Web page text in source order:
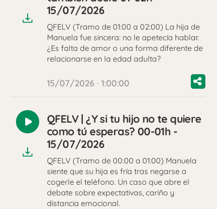
audio
15/07/2026
QFELV (Tramo de 01:00 a 02:00) La hija de
Manuela fue sincera: no le apetecía hablar.
¿Es falta de amor o una forma diferente de
relacionarse en la edad adulta?
15/07/2026 · 1:00:00
Reproducir
audio
QFELV | ¿Y si tu hijo no te quiere
como tú esperas? 00-01h -
15/07/2026
QFELV (Tramo de 00:00 a 01:00) Manuela
siente que su hija es fría tras negarse a
cogerle el teléfono. Un caso que abre el
debate sobre expectativas, cariño y
distancia emocional.